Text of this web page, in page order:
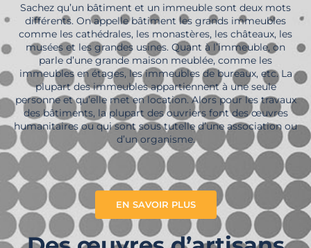
Sachez qu’un bâtiment et un immeuble sont deux mots
différents. On appelle bâtiment les grands immeubles
comme les cathédrales, les monastères, les châteaux, les
musées et les grandes usines. Quant à l’immeuble, on
parle d’une grande maison meublée, comme les
immeubles en étages, les immeubles de bureaux, etc. La
plupart des immeubles appartiennent à une seule
personne et qu’elle met en location. Alors pour les travaux
des bâtiments, la plupart des ouvriers font des œuvres
humanitaires ou qui sont sous tutelle d’une association ou
d’un organisme.
EN SAVOIR PLUS